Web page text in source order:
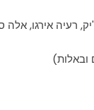
רעיה אירגו,
ובאלות)